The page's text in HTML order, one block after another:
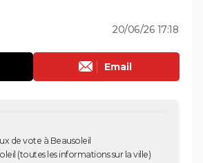
20/06/26 17:18
Email
de vote à Beausoleil
(toutes les informations sur la ville)